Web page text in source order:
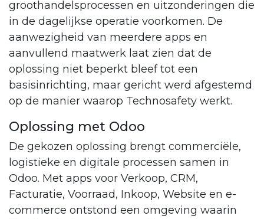
groothandelsprocessen en uitzonderingen die
in de dagelijkse operatie voorkomen. De
aanwezigheid van meerdere apps en
aanvullend maatwerk laat zien dat de
oplossing niet beperkt bleef tot een
basisinrichting, maar gericht werd afgestemd
op de manier waarop Technosafety werkt.
Oplossing met Odoo
De gekozen oplossing brengt commerciële,
logistieke en digitale processen samen in
Odoo. Met apps voor Verkoop, CRM,
Facturatie, Voorraad, Inkoop, Website en e-
commerce ontstond een omgeving waarin